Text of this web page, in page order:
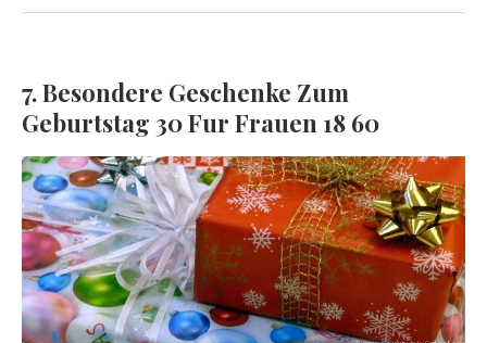
7. Besondere Geschenke Zum
Geburtstag 30 Fur Frauen 18 60